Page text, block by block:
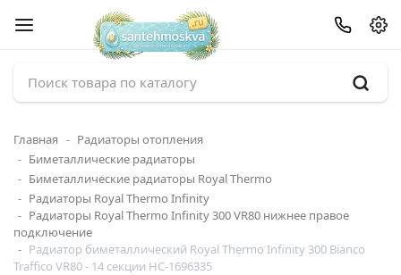
Главная
Радиаторы отопления
Биметаллические радиаторы
Биметаллические радиаторы Royal Thermo
Радиаторы Royal Thermo Infinity
Радиаторы Royal Thermo Infinity 300 VR80 нижнее правое
подключение
Радиатор биметаллический Royal Thermo Infinity 300 Bianco
Traffico VR80 - 14 секции НС-1696335